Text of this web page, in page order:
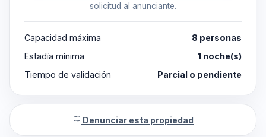
solicitud al anunciante.
Capacidad máxima
8 personas
Estadía mínima
1 noche(s)
Tiempo de validación
Parcial o pendiente
Denunciar esta propiedad